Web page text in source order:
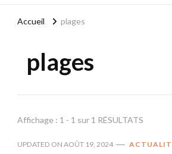
Accueil plages
plages
Affichage : 1 - 1 sur 1 RÉSULTATS
UPDATED ON AOÛT 19, 2024